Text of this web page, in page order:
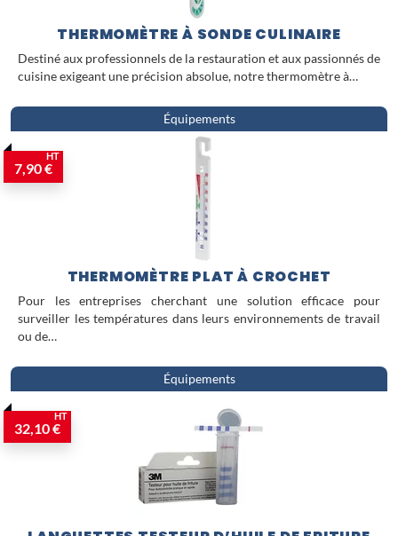
THERMOMÈTRE À SONDE CULINAIRE
Destiné aux professionnels de la restauration et aux passionnés de
cuisine exigeant une précision absolue, notre thermomètre à…
Équipements
7,90 €
HT
THERMOMÈTRE PLAT À CROCHET
Pour les entreprises cherchant une solution efficace pour
surveiller les températures dans leurs environnements de travail
ou de…
Équipements
32,10 €
HT